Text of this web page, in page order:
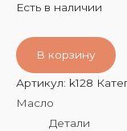
Есть в наличии
В корзину
Артикул: k128
Масло
Детали